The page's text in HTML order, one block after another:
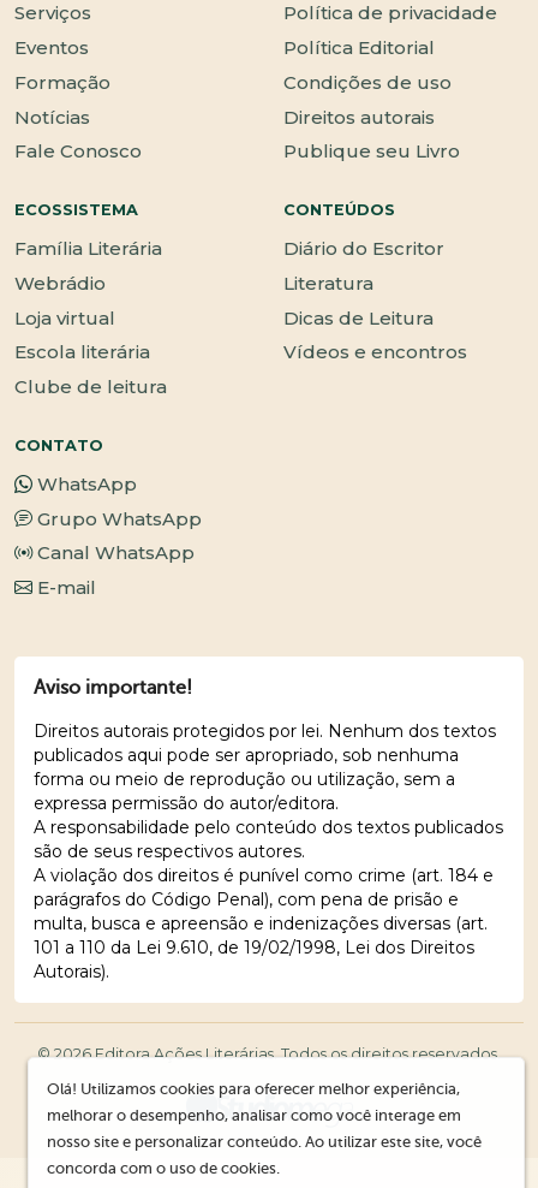
Serviços
Eventos
Formação
Notícias
Fale Conosco
Política de privacidade
Política Editorial
Condições de uso
Direitos autorais
Publique seu Livro
ECOSSISTEMA
Família Literária
Webrádio
Loja virtual
Escola literária
Clube de leitura
CONTEÚDOS
Diário do Escritor
Literatura
Dicas de Leitura
Vídeos e encontros
CONTATO
WhatsApp
Grupo WhatsApp
Canal WhatsApp
E-mail
Aviso importante!
Direitos autorais protegidos por lei. Nenhum dos textos
publicados aqui pode ser apropriado, sob nenhuma
forma ou meio de reprodução ou utilização, sem a
expressa permissão do autor/editora.
A responsabilidade pelo conteúdo dos textos publicados
são de seus respectivos autores.
A violação dos direitos é punível como crime (art. 184 e
parágrafos do Código Penal), com pena de prisão e
multa, busca e apreensão e indenizações diversas (art.
101 a 110 da Lei 9.610, de 19/02/1998, Lei dos Direitos
Autorais).
© 2026 Editora Ações Literárias. Todos os direitos reservados.
Olá! Utilizamos cookies para oferecer melhor experiência,
melhorar o desempenho, analisar como você interage em
nosso site e personalizar conteúdo. Ao utilizar este site, você
concorda com o uso de cookies.